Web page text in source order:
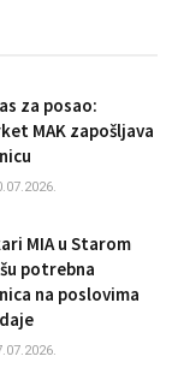
za posao:
MAK zapošljava
MIA u Starom
potrebna
na poslovima